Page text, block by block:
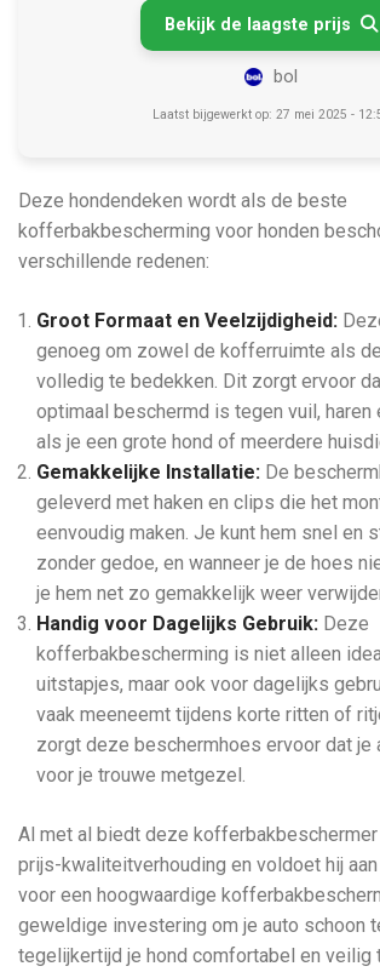
Bekijk de laagste prijs 
bol
Laatst bijgewerkt op: 27 mei 2025 -
Deze hondendeken wordt als de beste
kofferbakbescherming voor honden
verschillende redenen:
Groot Formaat en Veelzijdigheid:
genoeg om zowel de kofferruimte als
volledig te bedekken. Dit zorgt ervoor
optimaal beschermd is tegen vuil, haren
als je een grote hond of meerdere
Gemakkelijke Installatie: De
geleverd met haken en clips die het
eenvoudig maken. Je kunt hem snel en
zonder gedoe, en wanneer je de hoes
je hem net zo gemakkelijk weer
Handig voor Dagelijks Gebruik: Deze
kofferbakbescherming is niet alleen
uitstapjes, maar ook voor dagelijks
vaak meeneemt tijdens korte ritten of
zorgt deze beschermhoes ervoor dat je
voor je trouwe metgezel.
Al met al biedt deze
prijs-kwaliteitverhouding en voldoet hij
voor een hoogwaardige
geweldige investering om je auto schoon
tegelijkertijd je hond comfortabel en veilig